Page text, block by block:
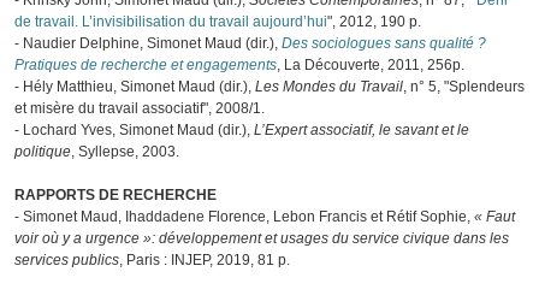
de travail. L’invisibilisation du travail aujourd’hui", 2012, 190 p.
- Naudier Delphine, Simonet Maud (dir.), Des sociologues sans qualité ?
Pratiques de recherche et engagements, La Découverte, 2011, 256p.
- Hély Matthieu, Simonet Maud (dir.), Les Mondes du Travail, n° 5, "Splendeurs
et misère du travail associatif", 2008/1.
- Lochard Yves, Simonet Maud (dir.), L’Expert associatif, le savant et le
politique, Syllepse, 2003.
RAPPORTS DE RECHERCHE
- Simonet Maud, Ihaddadene Florence, Lebon Francis et Rétif Sophie, « Faut
voir où y a urgence »: développement et usages du service civique dans les
services publics, Paris : INJEP, 2019, 81 p.